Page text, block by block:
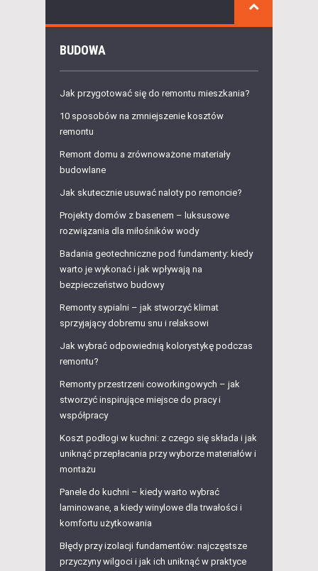
BUDOWA
Jak przygotować się do remontu mieszkania?
10 sposobów na zmniejszenie kosztów
remontu
Remont domu a zrównoważone materiały
budowlane
Jak skutecznie usuwać naloty po remoncie?
Projekty domów z basenem – luksusowe
rozwiązania dla miłośników wody
Badania geotechniczne pod fundamenty: kiedy
warto je wykonać i jak wpływają na
bezpieczeństwo budowy
Remonty sypialni – jak stworzyć klimat
sprzyjający dobremu snu i relaksowi
Jak wybrać odpowiednią kolorystykę podczas
remontu?
Remonty przestrzeni coworkingowych – jak
stworzyć inspirujące miejsce do pracy i
współpracy
Koszt podłogi w kuchni: z czego się składa i jak
uniknąć przepłacania przy wyborze materiałów i
montażu
Panele do kuchni – kiedy warto wybrać
laminowane, a kiedy winylowe dla trwałości i
komfortu użytkowania
Błędy przy izolacji fundamentów: najczęstsze
przyczyny wilgoci i jak ich uniknąć w praktyce